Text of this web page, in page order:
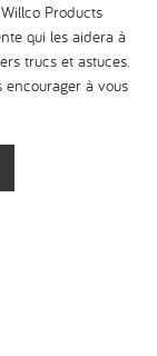
Products
qui les aidera à
trucs et astuces.
encourager à vous